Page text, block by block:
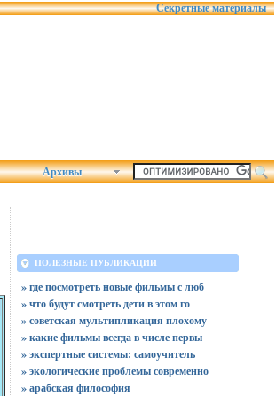
Секретные материалы
Архивы
ПОЛЕЗНЫЕ ПУБЛИКАЦИИ
» где посмотреть новые фильмы с люб
» что будут смотреть дети в этом го
» советская мультипликация плохому
» какие фильмы всегда в числе первы
» экспертные системы: самоучитель
» экологические проблемы современно
» арабская философия